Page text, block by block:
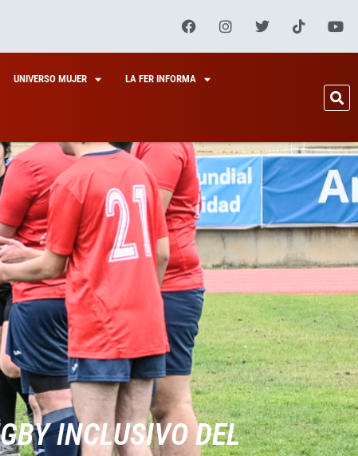
UNIVERSO MUJER LA FER INFORMA
INCLUSIVO DEL